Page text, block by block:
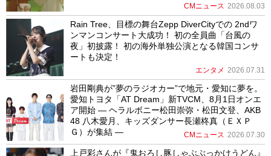
CMニュース 2026.08.03
Rain Tree、目標の舞台Zepp DiverCityでの 2ndワ
ンマンコンサート大成功！ 初の全員曲「台風の
夜」初披露！ 初の海外単独公演となる韓国コンサ
ートも決定！
エンタメ 2026.07.31
岩田剛典が”夢のラジオカー”で地元・愛知に夢を。
愛知トヨタ「AT Dream」新TVCM、8月1日オンエ
ア開始 ― ヘラルボニー松田崇弥・松田文登、AKB
48 八木愛月、キッズダンサー長瀬柊真（ＥＸＰ
Ｇ）が集結 ―
CMニュース 2026.07.30
上戸彩さんが『鬼おろし豚しゃぶぶっかけうどん』